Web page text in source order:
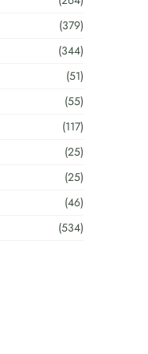
(379)
(344)
(51)
(55)
(117)
(25)
(25)
(46)
(534)